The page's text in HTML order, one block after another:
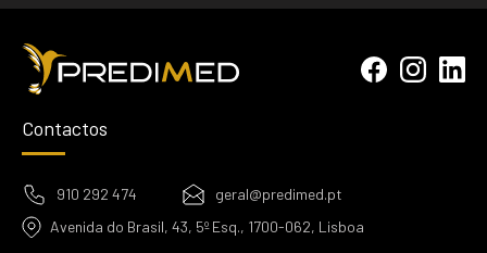
Contactos
910 292 474
geral@predimed.pt
Avenida do Brasil, 43, 5º Esq., 1700-062, Lisboa